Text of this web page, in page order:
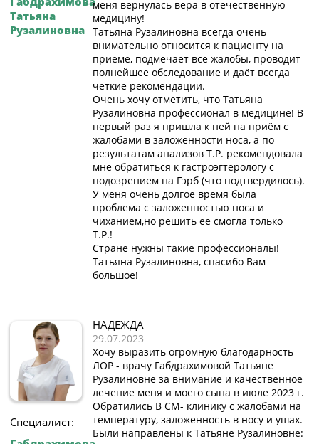
Татьяна
Рузалиновна
меня вернулась вера в отечественную
медицину!
Татьяна Рузалиновна всегда очень
внимательно относится к пациенту на
приеме, подмечает все жалобы, проводит
полнейшее обследование и даёт всегда
чёткие рекомендации.
Очень хочу отметить, что Татьяна
Рузалиновна профессионал в медицине! В
первый раз я пришла к ней на приём с
жалобами в заложенности носа, а по
результатам анализов Т.Р. рекомендовала
мне обратиться к гастроэгтерологу с
подозрением на Гэрб (что подтвердилось).
У меня очень долгое время была
проблема с заложенностью носа и
чиханием,но решить её смогла только
Т.Р.!
Стране нужны такие профессионалы!
Татьяна Рузалиновна, спасибо Вам
большое!
Специалист:
НАДЕЖДА
29.07.2023
Хочу выразить огромную благодарность
ЛОР - врачу Габдрахимовой Татьяне
Рузалиновне за внимание и качественное
лечение меня и моего сына в июле 2023 г.
Обратились В СМ- клинику с жалобами на
температуру, заложенность в носу и ушах.
Были направлены к Татьяне Рузалиновне: